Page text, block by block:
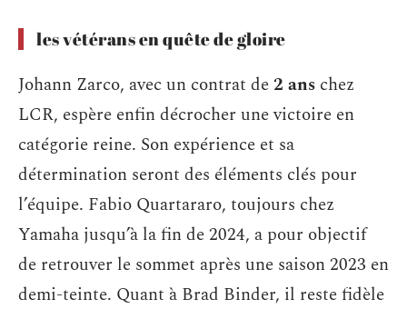
les vétérans en quête de gloire
Johann Zarco, avec un contrat de2 ans chez
LCR, espère enfin décrocher une victoire en
catégorie reine. Son expérience et sa
détermination seront des éléments clés pour
l’équipe. Fabio Quartararo, toujours chez
Yamaha jusqu’à la fin de 2024, a pour objectif
de retrouver le sommet après une saison 2023 en
demi-teinte. Quant à Brad Binder, il reste fidèle